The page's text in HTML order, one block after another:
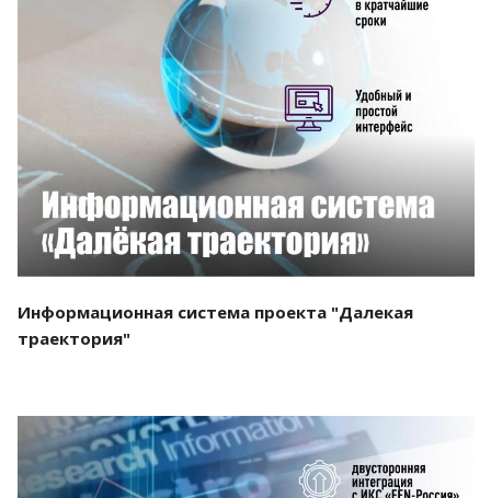
Смотреть проект
Информационная система проекта "Далекая
траектория"